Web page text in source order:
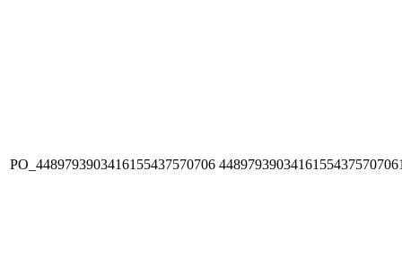
PO_4489793903416155437570706